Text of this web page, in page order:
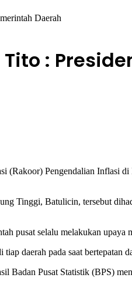
Daerah
:
Pengendalian Inflasi
Tinggi, Batulicin, tersebut
pusat selalu melakukan upaya
daerah pada saat bertepatan
Badan Pusat Statistik (BPS)